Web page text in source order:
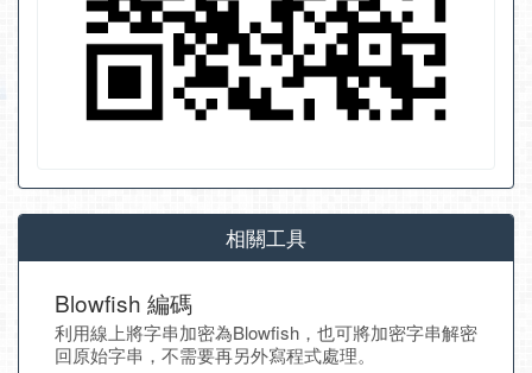
相關工具
Blowfish 編碼
利用線上將字串加密為Blowfish，也可將加密字串解密
回原始字串，不需要再另外寫程式處理。